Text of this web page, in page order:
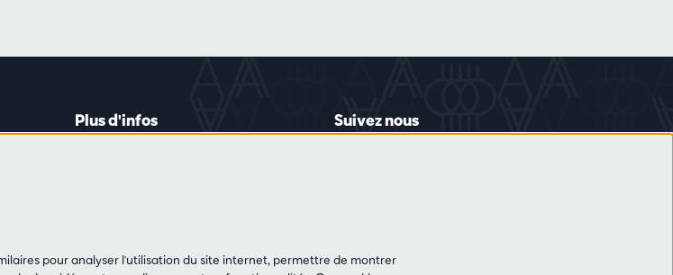
Plus d'infos Suivez nous
pour analyser l'utilisation du site internet, permettre de montrer